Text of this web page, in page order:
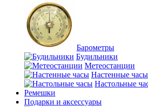
Барометры
Будильники
Метеостанции
Настенные часы
Настольные
Ремешки
Подарки и аксессуары